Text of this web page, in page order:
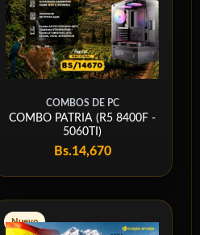
COMBOS DE PC
COMBO PATRIA (R5 8400F -
5060TI)
Bs.14,670
Nuevo